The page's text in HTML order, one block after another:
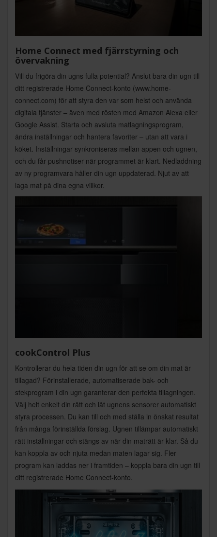
Home Connect med fjärrstyrning och
övervakning
Vill du frigöra din ugns fulla potential? Anslut bara din ugn till
ditt registrerade Home Connect-konto (www.home-
connect.com) för att styra den var som helst och använda
digitala tjänster – även med rösten med Amazon Alexa eller
Google Assist. Starta och avsluta matlagningsprogram,
ändra inställningar och hantera favoriter – utan att vara i
köket. Inställningar synkroniseras mellan appen och ugnen,
och du får pushnotiser när programmet är klart. Nedladdning
av ny programvara håller din ugn uppdaterad. Njut av att
laga mat på dina egna villkor.
cookControl Plus
Kontrollerar du hela tiden din ugn för att se om din mat är
tillagad? Förinstallerade, automatiserade bak- och
stekprogram i din ugn garanterar den perfekta tillagningen.
Välj helt enkelt din rätt och låt ugnens sensorer automatiskt
styra processen. Du kan till och med ställa in önskat resultat
från många förinställda förslag. Ugnen tillämpar automatiskt
rätt inställningar och stängs av när din maträtt är klar. Så du
kan koppla av och njuta medan maten lagar sig. Fler
program kan laddas ner i framtiden – koppla bara din ugn till
ditt registrerade Home Connect-konto.